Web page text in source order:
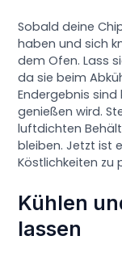
Sobald deine
haben und sich
dem Ofen. Lass
da sie beim
Endergebnis sind
genießen wird.
luftdichten
bleiben. Jetzt ist
Köstlichkeiten zu
Kühlen
lassen